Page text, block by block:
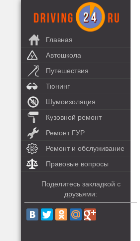
Главная
Автошкола
Путешествия
Тюнинг
Шумоизоляция
Кузовной ремонт
Ремонт ГУР
Ремонт и обслуживание
Правовые вопросы
Поделитесь закладкой с
друзьями: